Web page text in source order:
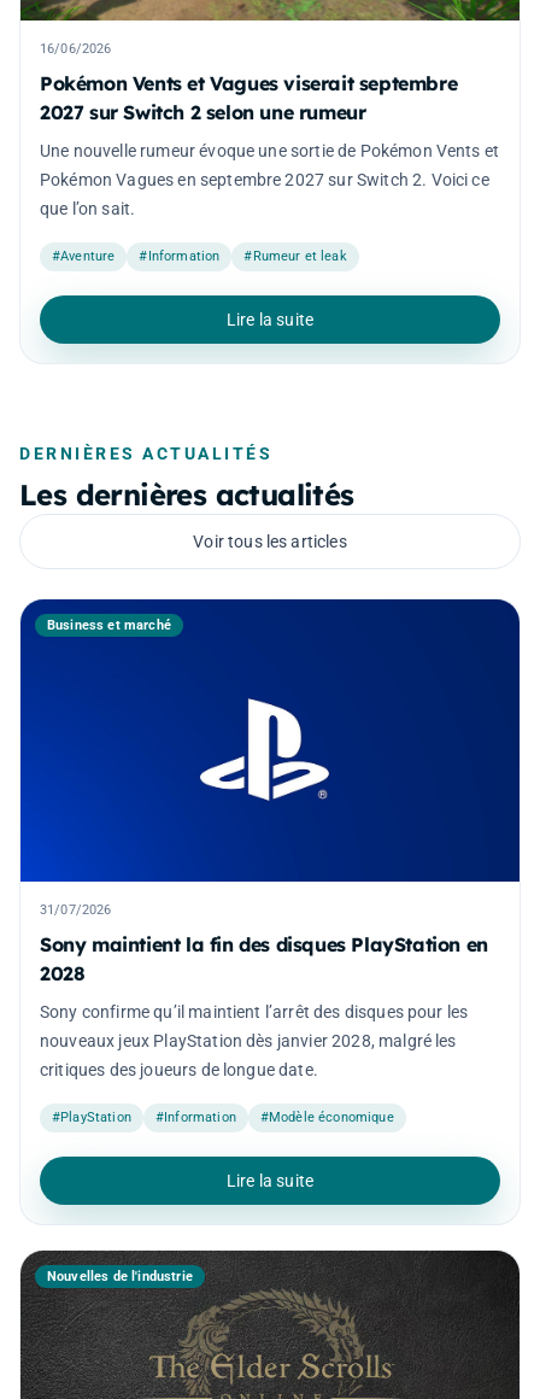
16/06/2026
Pokémon Vents et Vagues viserait septembre
2027 sur Switch 2 selon une rumeur
Une nouvelle rumeur évoque une sortie de Pokémon Vents et
Pokémon Vagues en septembre 2027 sur Switch 2. Voici ce
que l’on sait.
#Aventure #Information #Rumeur et leak
Lire la suite
DERNIÈRES ACTUALITÉS
Les dernières actualités
Voir tous les articles
Business et marché
31/07/2026
Sony maintient la fin des disques PlayStation en
2028
Sony confirme qu’il maintient l’arrêt des disques pour les
nouveaux jeux PlayStation dès janvier 2028, malgré les
critiques des joueurs de longue date.
#PlayStation #Information #Modèle économique
Lire la suite
Nouvelles de l'industrie